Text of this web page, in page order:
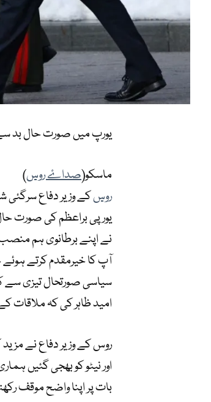
یورپ میں صورت حال بد سے
ماسکو(صداۓ روس)
روسکے وزیر دفاع سرگئی
یورپی براعظم کی صورت
نے اپنے برطانوی ہم
آپ کا خیرمقدم کرتے
سیاسی صورتحال تیزی سے
امید ظاہر کی کہ ملاقات
روس کے وزیر دفاع نے
اور نیٹو کو بھجی گئیں
بات پر اپنا واضح موقف